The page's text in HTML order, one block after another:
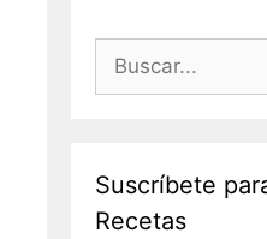
Suscríbete
Recetas